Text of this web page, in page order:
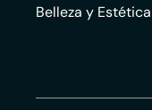
Belleza y Estética